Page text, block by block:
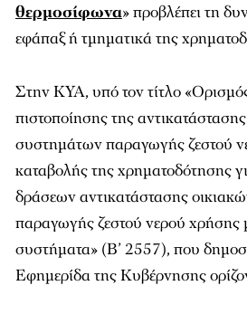
θερμοσίφωνα» προβλέπει τη
εφάπαξ ή τμηματικά της
Στην ΚΥΑ, υπό τον τίτλο
πιστοποίησης της
συστημάτων παραγωγής ζεστού
καταβολής της χρηματοδότησης
δράσεων αντικατάστασης
παραγωγής ζεστού νερού χρήσης
συστήματα» (Β’ 2557), που
Εφημερίδα της Κυβέρνησης